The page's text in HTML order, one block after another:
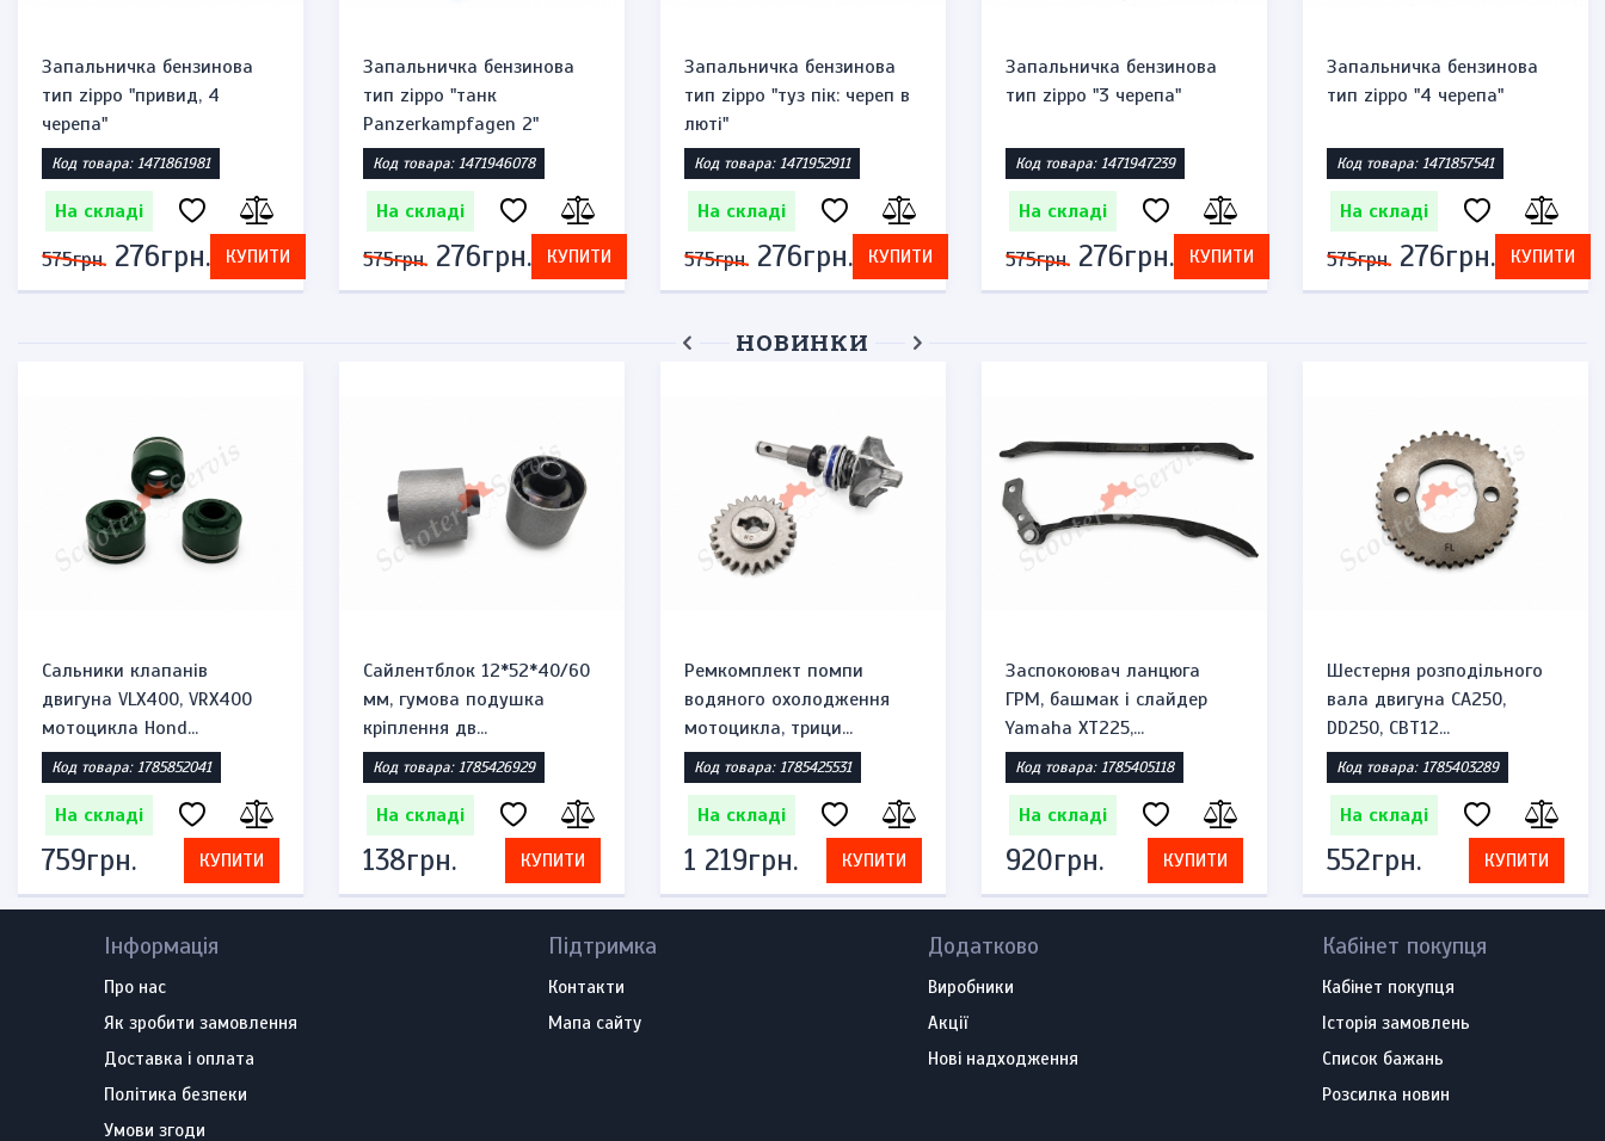
Запальничка бензинова
тип zippo "привид, 4
черепа"
Код товара: 1471861981
На складі
575грн. 276грн. КУПИТИ
Запальничка бензинова
тип zippo "танк
Panzerkampfagen 2"
Код товара: 1471946078
На складі
575грн. 276грн. КУПИТИ
Запальничка бензинова
тип zippo "туз пік: череп в
люті"
Код товара: 1471952911
На складі
575грн. 276грн. КУПИТИ
Запальничка бензинова
тип zippo "3 черепа"
Код товара: 1471947239
На складі
575грн. 276грн. КУПИТИ
Запальничка бензинова
тип zippo "4 черепа"
Код товара: 1471857541
На складі
575грн. 276грн. КУПИТИ
НОВИНКИ
Сальники клапанів
двигуна VLX400, VRX400
мотоцикла Hond...
Код товара: 1785852041
На складі
759грн. КУПИТИ
Сайлентблок 12*52*40/60
мм, гумова подушка
кріплення дв...
Код товара: 1785426929
На складі
138грн. КУПИТИ
Ремкомплект помпи
водяного охолодження
мотоцикла, трици...
Код товара: 1785425531
На складі
1 219грн. КУПИТИ
Заспокоювач ланцюга
ГРМ, башмак і слайдер
Yamaha XT225,...
Код товара: 1785405118
На складі
920грн. КУПИТИ
Шестерня розподільного
вала двигуна CA250,
DD250, CBT12...
Код товара: 1785403289
На складі
552грн. КУПИТИ
Інформація
Про нас
Як зробити замовлення
Доставка і оплата
Політика безпеки
Умови згоди
Підтримка
Контакти
Мапа сайту
Додатково
Виробники
Акції
Нові надходження
Кабінет покупця
Кабінет покупця
Історія замовлень
Список бажань
Розсилка новин